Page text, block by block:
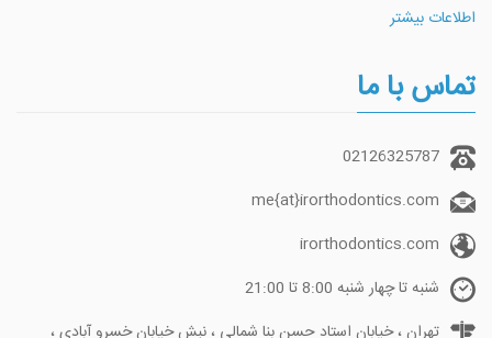
اطلاعات بیشتر
تماس با ما
02126325787
me{at}irorthodontics.com
irorthodontics.com
شنبه تا چهار شنبه 8:00 تا 21:00
تهران ، خیابان استاد حسن بنا شمالی ، نبش خیابان خسرو آبادی ،